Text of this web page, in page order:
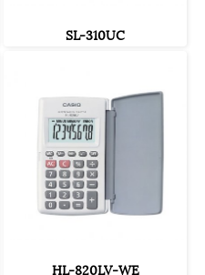
SL-310UC
HL-820LV-WE